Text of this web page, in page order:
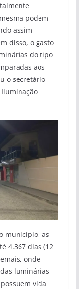
podem
assim
disso, o gasto
do tipo
aos
o secretário
município, as
4.367 dias (12
onde
luminárias
vida